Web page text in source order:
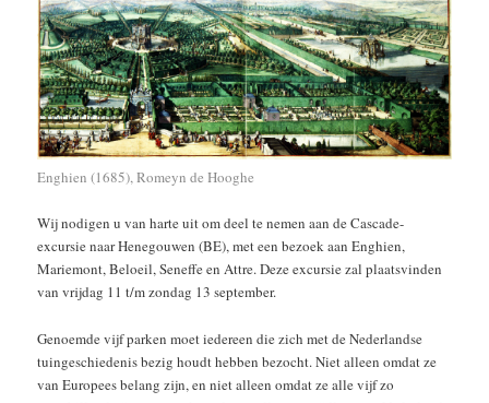
Enghien (1685), Romeyn de Hooghe
Wij nodigen u van harte uit om deel te nemen aan de Cascade-
excursie naar Henegouwen (BE), met een bezoek aan Enghien,
Mariemont, Beloeil, Seneffe en Attre. Deze excursie zal plaatsvinden
van vrijdag 11 t/m zondag 13 september.
Genoemde vijf parken moet iedereen die zich met de Nederlandse
tuingeschiedenis bezig houdt hebben bezocht. Niet alleen omdat ze
van Europees belang zijn, en niet alleen omdat ze alle vijf zo